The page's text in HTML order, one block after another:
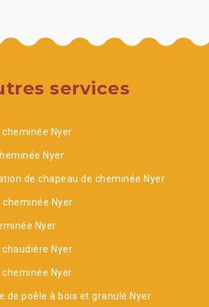
services
Nyer
Nyer
de chapeau de cheminée Nyer
cheminée Nyer
Nyer
Nyer
Nyer
de poêle à bois et granulé Nyer